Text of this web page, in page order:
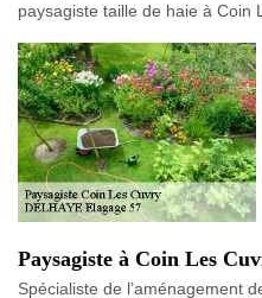
paysagiste taille de haie à Coin
Paysagiste à Coin Les
Spécialiste de l’aménagement